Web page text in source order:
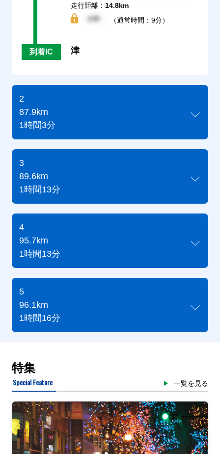
走行距離： 14.8km
（通常時間：9分）
到着IC 津
2
87.9km
1時間3分
3
89.6km
1時間13分
4
95.7km
1時間13分
5
96.1km
1時間16分
特集
Special Feature 一覧を見る